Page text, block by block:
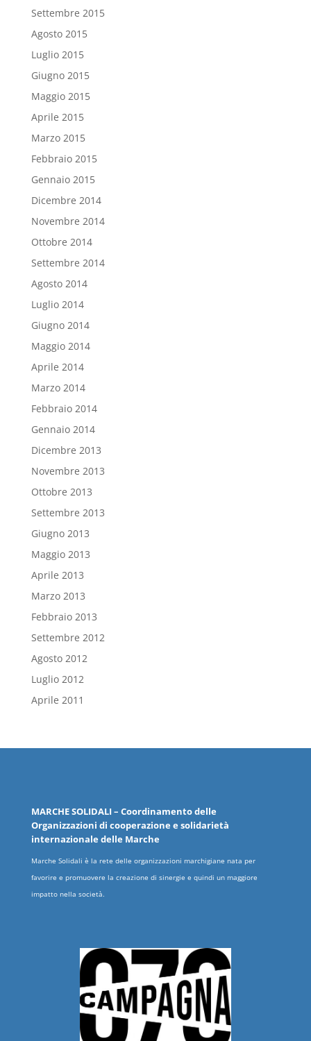
Settembre 2015
Agosto 2015
Luglio 2015
Giugno 2015
Maggio 2015
Aprile 2015
Marzo 2015
Febbraio 2015
Gennaio 2015
Dicembre 2014
Novembre 2014
Ottobre 2014
Settembre 2014
Agosto 2014
Luglio 2014
Giugno 2014
Maggio 2014
Aprile 2014
Marzo 2014
Febbraio 2014
Gennaio 2014
Dicembre 2013
Novembre 2013
Ottobre 2013
Settembre 2013
Giugno 2013
Maggio 2013
Aprile 2013
Marzo 2013
Febbraio 2013
Settembre 2012
Agosto 2012
Luglio 2012
Aprile 2011
MARCHESOLIDALI– Coordinamento delle
Organizzazioni di cooperazione e solidarietà
internazionale delle Marche
Marche Solidali è la rete delle organizzazioni marchigiane nata per
favorire e promuovere la creazione di sinergie e quindi un maggiore
impatto nella società.